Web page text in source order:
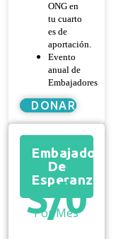
ONG en
tu cuarto
es de
aportación.
Evento
anual de
Embajadores
DONAR
Embajador
De
Esperanza
S/0
Por Mes